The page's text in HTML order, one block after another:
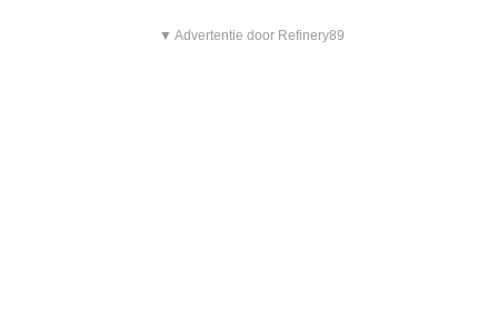
▼ Advertentie door Refinery89